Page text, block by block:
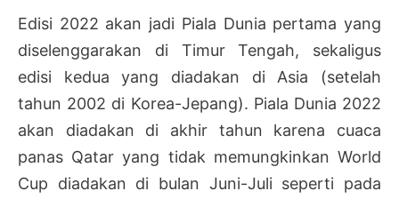
Edisi 2022 akan jadi Piala Dunia pertama yang
diselenggarakan di Timur Tengah, sekaligus
edisi kedua yang diadakan di Asia (setelah
tahun 2002 di Korea-Jepang). Piala Dunia 2022
akan diadakan di akhir tahun karena cuaca
panas Qatar yang tidak memungkinkan World
Cup diadakan di bulan Juni-Juli seperti pada